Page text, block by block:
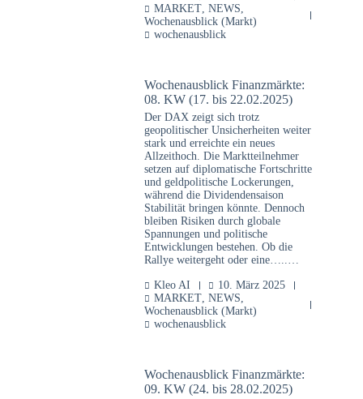
MARKET, NEWS
Wochenausblick (Markt)
wochenausblick
Wochenausblick Finanzmärkte:
08. KW (17. bis 22.02.2025)
Der DAX zeigt sich trotz
geopolitischer Unsicherheiten weiter
stark und erreichte ein neues
Allzeithoch. Die Marktteilnehmer
setzen auf diplomatische Fortschritte
und geldpolitische Lockerungen,
während die Dividendensaison
Stabilität bringen könnte. Dennoch
bleiben Risiken durch globale
Spannungen und politische
Entwicklungen bestehen. Ob die
Rallye weitergeht oder eine…..…
Kleo AI
10. März 2025
MARKET, NEWS
Wochenausblick (Markt)
wochenausblick
Wochenausblick Finanzmärkte:
09. KW (24. bis 28.02.2025)